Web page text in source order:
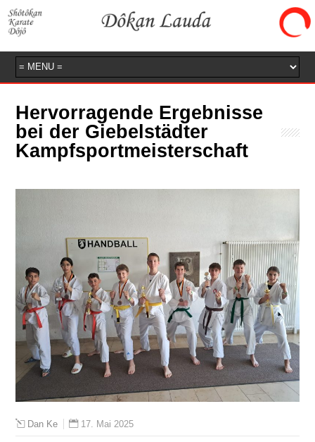
Hervorragende Ergebnisse
bei der Giebelstädter
Kampfsportmeisterschaft
Dan Ke 17. Mai 2025